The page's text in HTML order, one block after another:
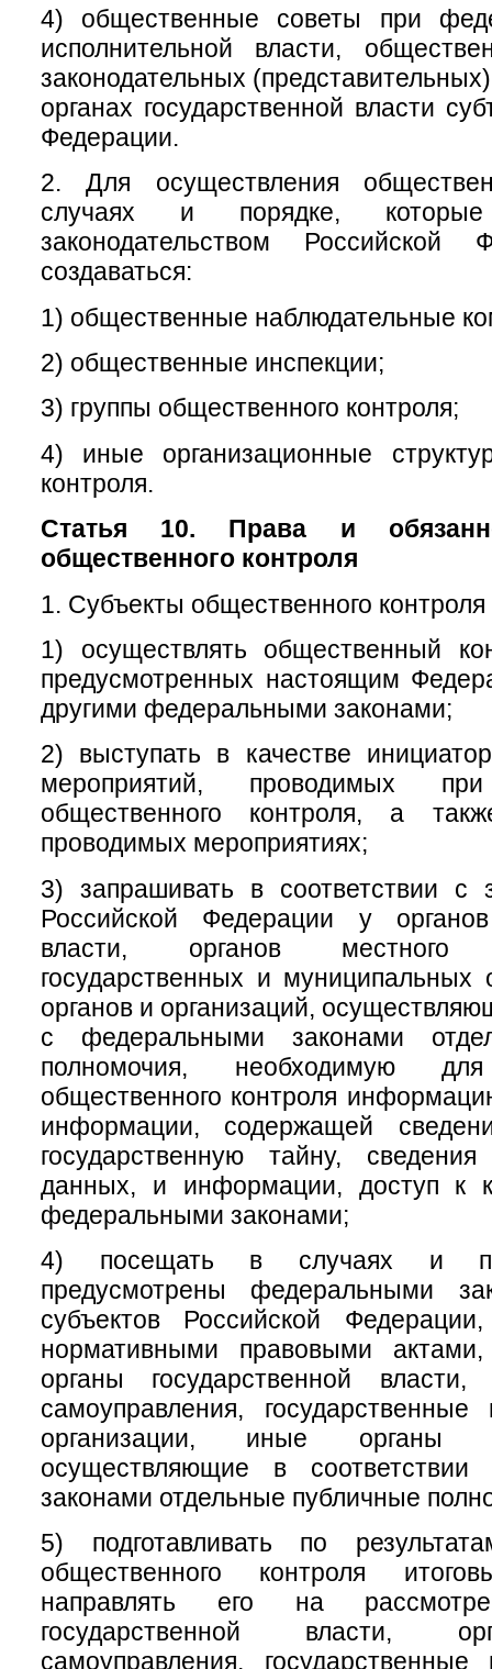
4) общественные советы при
исполнительной власти,
законодательных
органах государственной власти
Федерации.
2. Для осуществления
случаях и порядке, которые
законодательством Российской
создаваться:
1) общественные наблюдательные
2) общественные инспекции;
3) группы общественного контроля;
4) иные организационные
контроля.
Статья 10. Права и
общественного контроля
1. Субъекты общественного контроля
1) осуществлять общественный
предусмотренных настоящим
другими федеральными законами;
2) выступать в качестве
мероприятий, проводимых при
общественного контроля, а
проводимых мероприятиях;
3) запрашивать в соответствии с
Российской Федерации у органов
власти, органов местного
государственных и муниципальных
органов и организаций,
с федеральными законами
полномочия, необходимую для
общественного контроля
информации, содержащей
государственную тайну,
данных, и информации, доступ к
федеральными законами;
4) посещать в случаях и
предусмотрены федеральными
субъектов Российской
нормативными правовыми актами,
органы государственной
самоуправления,
организации, иные органы
осуществляющие в
законами отдельные публичные
5) подготавливать по
общественного контроля
направлять его на
государственной власти,
самоуправления,